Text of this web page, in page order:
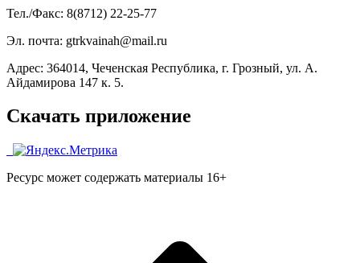
Тел./Факс: 8(8712) 22-25-77
Эл. почта: gtrkvainah@mail.ru
Адрес: 364014, Чеченская Республика, г. Грозный, ул. А.
Айдамирова 147 к. 5.
Скачать приложение
Ресурс может содержать материалы 16+